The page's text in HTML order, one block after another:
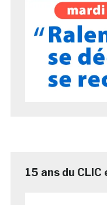
15 ans du